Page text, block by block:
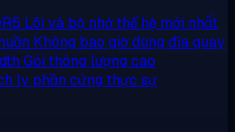
Lõi và bộ nhớ thế hệ mới nhất
Không bao giờ dùng đĩa quay
Gói thông lượng cao
ly phần cứng thực sự